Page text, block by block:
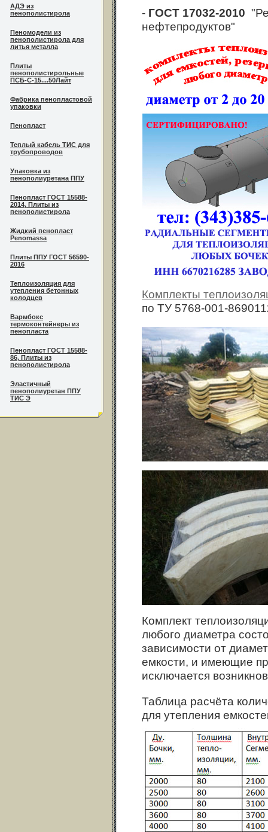
АДЭ из
пенополистирола
Пеномодели из
пенополистирола для
литья металла
Плиты
пенополистирольные
ПСБ-С-15....50Лайт
Фабрика пенопластовой
упаковки
Пенопласт
Теплый кабель ТИС для
трубопроводов
Упаковка из
пенополиуретана ППУ
Пенопласт ГОСТ 15588-
2014, Плиты из
пенополистирола
Жидкий пенопласт
Penomassa
Плиты ППУ ГОСТ 56590-
2016
Теплоизоляция для
утепления бетонных
колодцев
Вармбокс
термоконтейнеры из
пенопласта
Пенопласт ГОСТ 15588-
86, Плиты из
пенополистирола
Эластичный
пенополиуретан ППУ
ТИС Э
- ГОСТ 17032-2010
нефтепродуктов"
Комплекты
по ТУ 5768-001-
Комплект
любого диаметра
зависимости от
емкости, и имеющие
исключается
Таблица расчёта
для утепления